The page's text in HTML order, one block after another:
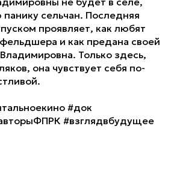
сельчан. Последняя
проявляет, как любят
и как предана своей
Только здесь,
она чувствует себя по-
#док
#взглядвбудущее